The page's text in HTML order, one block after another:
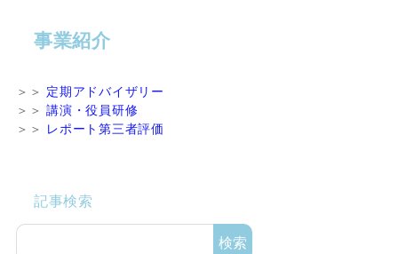
事業紹介
＞＞ 定期アドバイザリー
＞＞講演・役員研修
＞＞ レポート第三者評価
記事検索
検索